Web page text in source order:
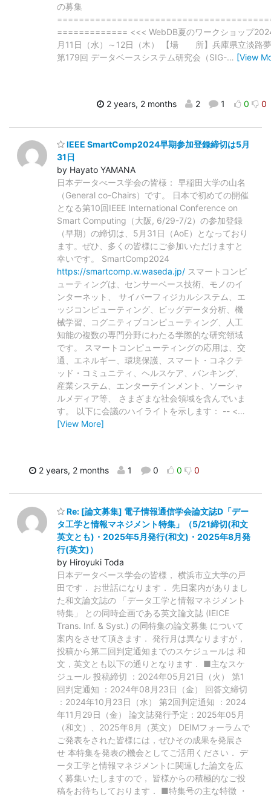
の募集
============= <<< WebDB夏のワークショップ
月11日（水）～12日（木） 【場 所】兵庫県立淡路
第179回 データベースシステム研究会（SIG-… [View
2 years, 2 months 2 1 0 0
IEEE SmartComp2024早期参加登録締切は5月
31日
by Hayato YAMANA
日本データべース学会の皆様： 早稲田大学の山名
（General co-Chairs）です。 日本で初めての開催
となる第10回IEEE International Conference on
Smart Computing（大阪, 6/29-7/2）の参加登録
（早期）の締切は、5月31日（AoE）となっており
ます。ぜひ、多くの皆様にご参加いただけますと
幸いです。 SmartComp2024
https://smartcomp.w.waseda.jp/ スマートコンピ
ューティングは、センサーベース技術、モノのイ
ンターネット、 サイバーフィジカルシステム、エ
ッジコンピューティング、ビッグデータ分析、機
械学習、コグニティブコンピューティング、人工
知能の複数の専門分野にわたる学際的な研究領域
です。 スマートコンピューティングの応用は、交
通、エネルギー、環境保護、スマート・コネクテ
ッド・コミュニティ、ヘルスケア、バンキング、
産業システム、エンターテインメント、ソーシャ
ルメディア等、 さまざまな社会領域を含んでいま
す。 以下に会議のハイライトを示します： -- <…
[View More]
2 years, 2 months 1 0 0 0
Re: [論文募集] 電子情報通信学会論文誌D「デー
タ工学と情報マネジメント特集」（5/21締切(和文
英文とも)・2025年5月発行(和文)・2025年8月発
行(英文)）
by Hiroyuki Toda
日本データベース学会の皆様， 横浜市立大学の戸
田です． お世話になります． 先日案内がありまし
た和文論文誌の 「データ工学と情報マネジメント
特集」 との同時企画である英文論文誌 (IEICE
Trans. Inf. & Syst.) の同特集の論文募集 について
案内をさせて頂きます． 発行月は異なりますが，
投稿から第二回判定通知までのスケジュールは 和
文，英文とも以下の通りとなります． ■主なスケ
ジュール 投稿締切 ：2024年05月21日（火） 第1
回判定通知 ：2024年08月23日（金） 回答文締切
：2024年10月23日（水） 第2回判定通知 ：2024
年11月29日（金） 論文誌発行予定：2025年05月
（和文）、2025年8月（英文） DEIMフォーラムで
ご発表をされた皆様には，ぜひその成果を発展さ
せ 本特集を発表の機会としてご活用ください． デ
ータ工学と情報マネジメントに関連した論文を広
く募集いたしますので， 皆様からの積極的なご投
稿をお待ちしております． ■特集号の主な特徴 ・